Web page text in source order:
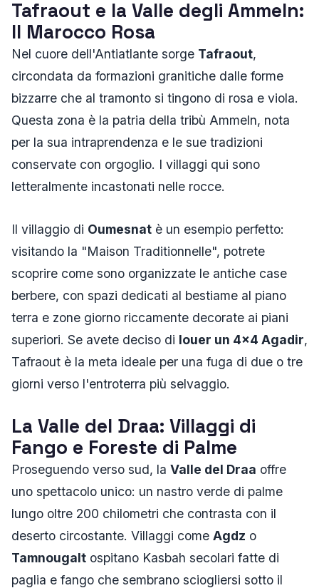
Tafraout e la Valle degli Ammeln:
Il Marocco Rosa
Nel cuore dell'Antiatlante sorge Tafraout,
circondata da formazioni granitiche dalle forme
bizzarre che al tramonto si tingono di rosa e viola.
Questa zona è la patria della tribù Ammeln, nota
per la sua intraprendenza e le sue tradizioni
conservate con orgoglio. I villaggi qui sono
letteralmente incastonati nelle rocce.
Il villaggio di Oumesnat è un esempio perfetto:
visitando la "Maison Traditionnelle", potrete
scoprire come sono organizzate le antiche case
berbere, con spazi dedicati al bestiame al piano
terra e zone giorno riccamente decorate ai piani
superiori. Se avete deciso di louer un 4x4 Agadir,
Tafraout è la meta ideale per una fuga di due o tre
giorni verso l'entroterra più selvaggio.
La Valle del Draa: Villaggi di
Fango e Foreste di Palme
Proseguendo verso sud, la Valle del Draa offre
uno spettacolo unico: un nastro verde di palme
lungo oltre 200 chilometri che contrasta con il
deserto circostante. Villaggi come Agdz o
Tamnougalt ospitano Kasbah secolari fatte di
paglia e fango che sembrano sciogliersi sotto il